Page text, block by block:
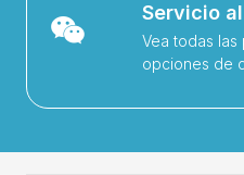
Servicio
Vea todas
opciones de